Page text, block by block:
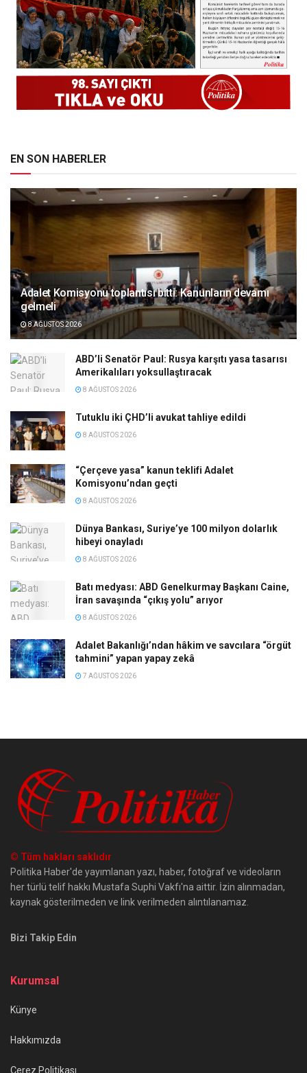
EN SON HABERLER
Adalet Komisyonu toplantısı bitti: Kanunların devamı
gelmeli
8 AĞUSTOS 2026
ABD’li Senatör Paul: Rusya karşıtı yasa tasarısı
Amerikalıları yoksullaştıracak
8 AĞUSTOS 2026
Tutuklu iki ÇHD’li avukat tahliye edildi
8 AĞUSTOS 2026
“Çerçeve yasa” kanun teklifi Adalet
Komisyonu’ndan geçti
8 AĞUSTOS 2026
Dünya Bankası, Suriye’ye 100 milyon dolarlık
hibeyi onayladı
8 AĞUSTOS 2026
Batı medyası: ABD Genelkurmay Başkanı Caine,
İran savaşında “çıkış yolu” arıyor
8 AĞUSTOS 2026
Adalet Bakanlığı’ndan hâkim ve savcılara “örgüt
tahmini” yapan yapay zekâ
7 AĞUSTOS 2026
© Tüm hakları saklıdır
Politika Haber'de yayımlanan yazı, haber, fotoğraf ve videoların
her türlü telif hakkı Mustafa Suphi Vakfı'na aittir. İzin alınmadan,
kaynak gösterilmeden ve link verilmeden alıntılanamaz.
Bizi Takip Edin
Kurumsal
Künye
Hakkımızda
Çerez Politikası